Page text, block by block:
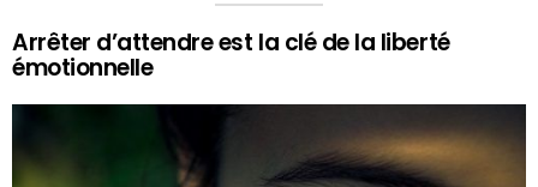
Arrêter d’attendre est la clé de la liberté
émotionnelle